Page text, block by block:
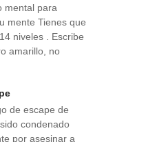
mental para
mente Tienes que
niveles . Escribe
amarillo, no
de escape de
condenado
por asesinar a